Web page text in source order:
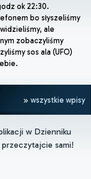
ok 22:30.
bo słyszeliśmy
ale
zobaczyliśmy
sos ala (UFO)
wszystkie wpisy
w Dzienniku
sami!